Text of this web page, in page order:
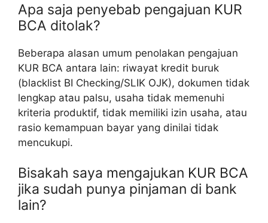
Apa saja penyebab pengajuan KUR
BCA ditolak?
Beberapa alasan umum penolakan pengajuan
KUR BCA antara lain: riwayat kredit buruk
(blacklist BI Checking/SLIK OJK), dokumen tidak
lengkap atau palsu, usaha tidak memenuhi
kriteria produktif, tidak memiliki izin usaha, atau
rasio kemampuan bayar yang dinilai tidak
mencukupi.
Bisakah saya mengajukan KUR BCA
jika sudah punya pinjaman di bank
lain?